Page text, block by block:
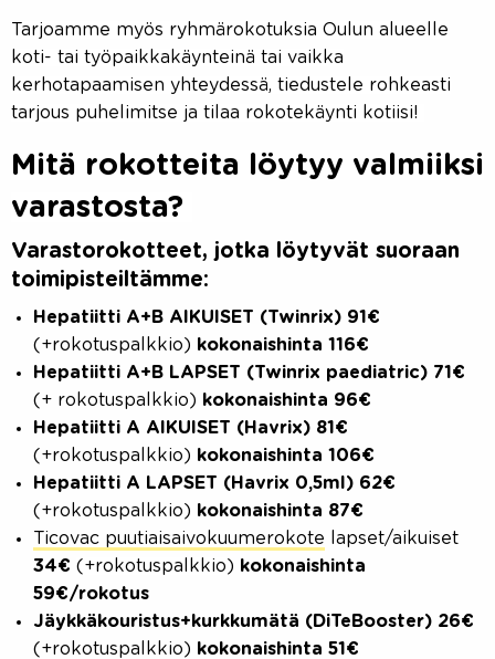
Tarjoamme myös ryhmärokotuksia Oulun alueelle
koti- tai työpaikkakäynteinä tai vaikka
kerhotapaamisen yhteydessä, tiedustele rohkeasti
tarjous puhelimitse ja tilaa rokotekäynti kotiisi!
Mitä rokotteita löytyy valmiiksi
varastosta?
Varastorokotteet, jotka löytyvät suoraan
toimipisteiltämme:
Hepatiitti A+B AIKUISET (Twinrix) 91€
(+rokotuspalkkio) kokonaishinta 116€
Hepatiitti A+B LAPSET (Twinrix paediatric) 71€
(+ rokotuspalkkio) kokonaishinta 96€
Hepatiitti A AIKUISET (Havrix) 81€
(+rokotuspalkkio) kokonaishinta 106€
Hepatiitti A LAPSET (Havrix 0,5ml) 62€
(+rokotuspalkkio) kokonaishinta 87€
Ticovac puutiaisaivokuumerokote lapset/aikuiset
34€ (+rokotuspalkkio) kokonaishinta
59€/rokotus
Jäykkäkouristus+kurkkumätä (DiTeBooster) 26€
(+rokotuspalkkio) kokonaishinta 51€